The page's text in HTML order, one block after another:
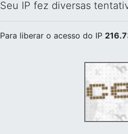
Seu IP fez diversas
Para liberar o acesso do IP